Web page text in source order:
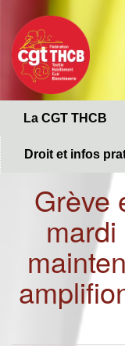
contenu
principal
La CGT THCB
Droit et infos
Grève